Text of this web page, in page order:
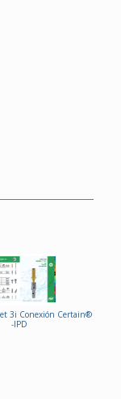
3i Conexión Certain®
-IPD